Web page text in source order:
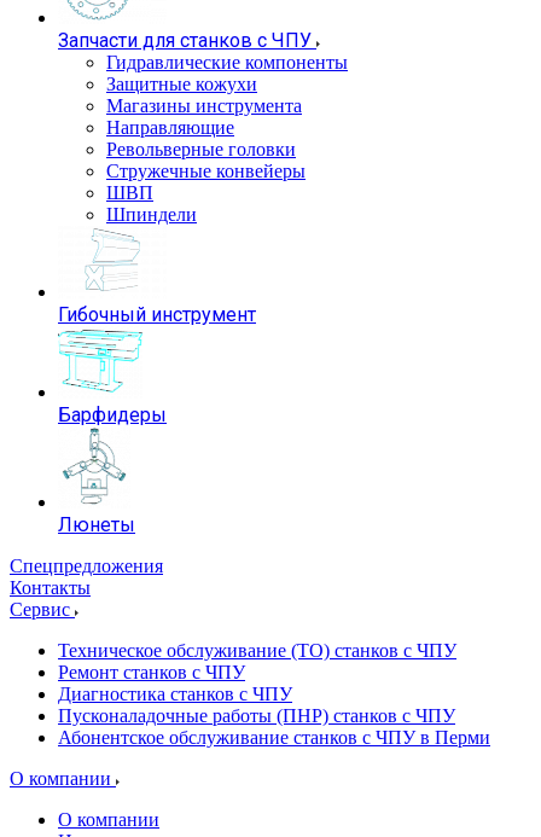
Запчасти для станков с ЧПУ
Гидравлические компоненты
Защитные кожухи
Магазины инструмента
Направляющие
Револьверные головки
Стружечные конвейеры
ШВП
Шпиндели
Гибочный инструмент
Барфидеры
Люнеты
Спецпредложения
Контакты
Сервис
Техническое обслуживание (ТО) станков с ЧПУ
Ремонт станков с ЧПУ
Диагностика станков с ЧПУ
Пусконаладочные работы (ПНР) станков с ЧПУ
Абонентское обслуживание станков с ЧПУ в Перми
О компании
О компании